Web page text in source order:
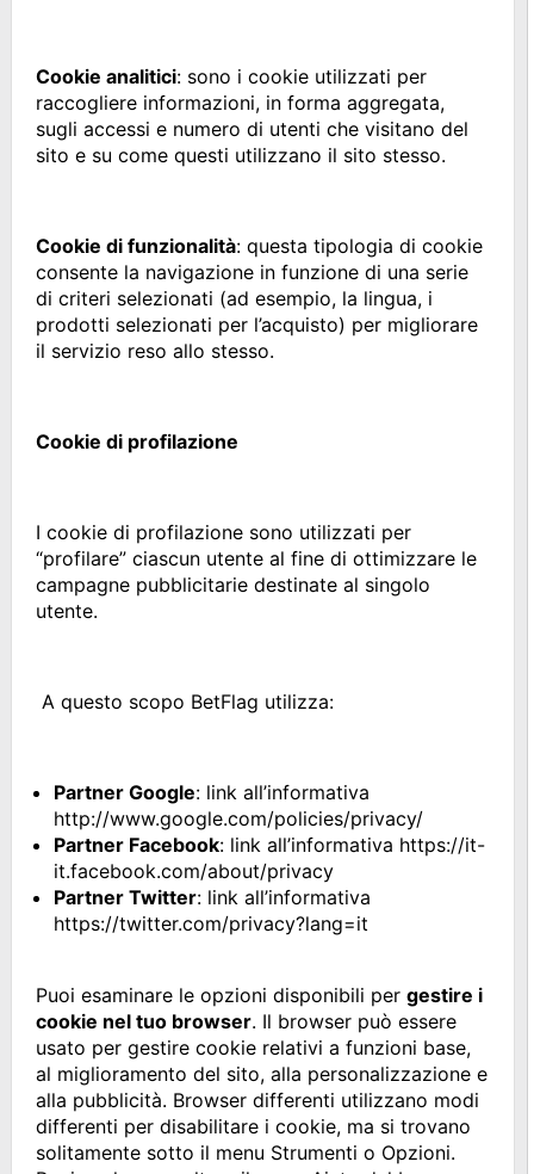
Cookie analitici: sono i cookie utilizzati per
raccogliere informazioni, in forma aggregata,
sugli accessi e numero di utenti che visitano del
sito e su come questi utilizzano il sito stesso.
Cookie di funzionalità: questa tipologia di cookie
consente la navigazione in funzione di una serie
di criteri selezionati (ad esempio, la lingua, i
prodotti selezionati per l’acquisto) per migliorare
il servizio reso allo stesso.
Cookie di profilazione
I cookie di profilazione sono utilizzati per
“profilare” ciascun utente al fine di ottimizzare le
campagne pubblicitarie destinate al singolo
utente.
A questo scopo BetFlag utilizza:
Partner Google: link all’informativa
http://www.google.com/policies/privacy/
Partner Facebook: link all’informativa https://it-
it.facebook.com/about/privacy
Partner Twitter: link all’informativa
https://twitter.com/privacy?lang=it
Puoi esaminare le opzioni disponibili per gestire i
cookie nel tuo browser. Il browser può essere
usato per gestire cookie relativi a funzioni base,
al miglioramento del sito, alla personalizzazione e
alla pubblicità. Browser differenti utilizzano modi
differenti per disabilitare i cookie, ma si trovano
solitamente sotto il menu Strumenti o Opzioni.